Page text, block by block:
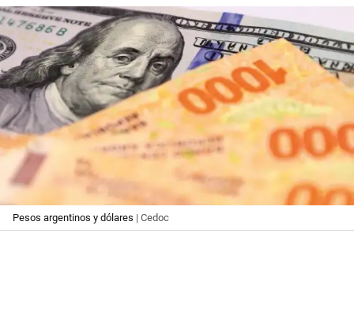
Pesos argentinos y dólares | Cedoc